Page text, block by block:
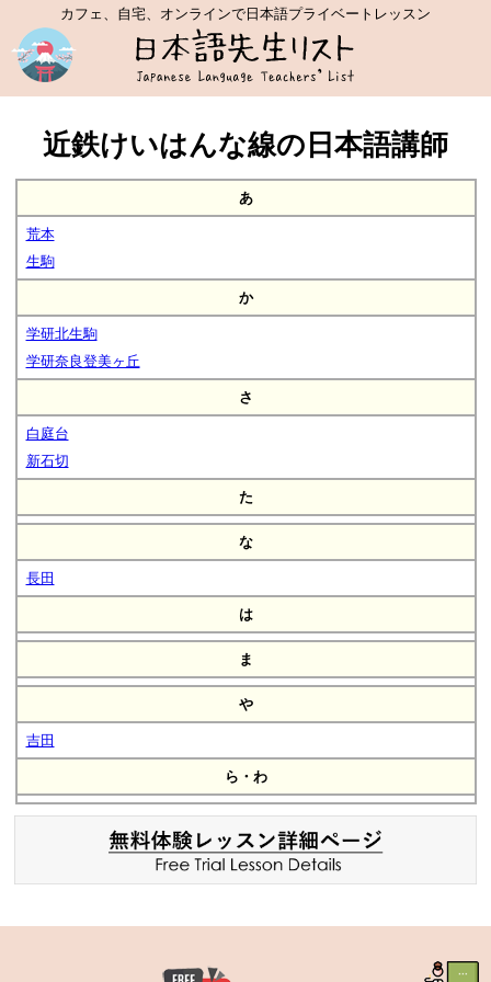
カフェ、自宅、オンラインで日本語プライベートレッスン
近鉄けいはんな線の日本語講師
あ
荒本
生駒
か
学研北生駒
学研奈良登美ヶ丘
さ
白庭台
新石切
た
な
長田
は
ま
や
吉田
ら・わ